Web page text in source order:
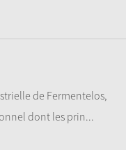
de Fermentelos,
dont les prin...